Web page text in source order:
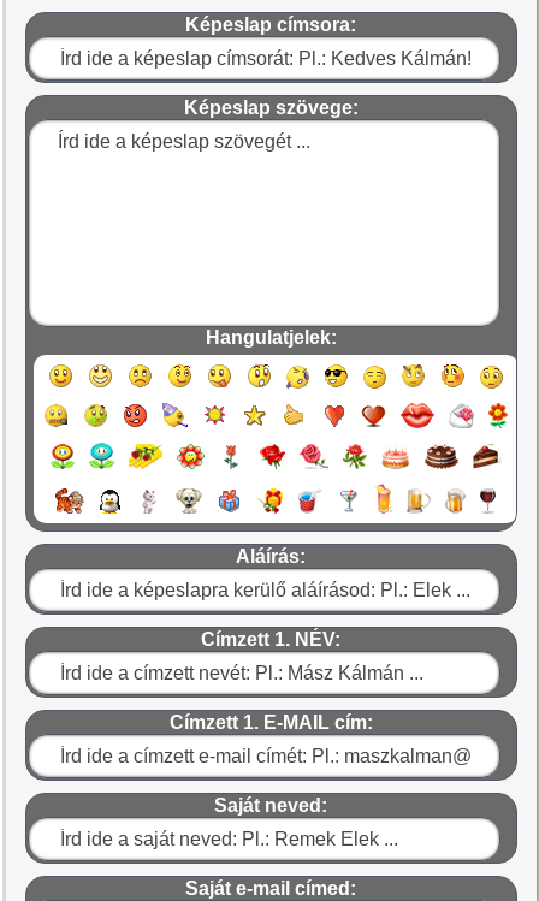
Képeslap címsora:
Képeslap szövege:
Hangulatjelek:
Aláírás:
Címzett 1. NÉV:
Címzett 1. E-MAIL cím:
Saját neved:
Saját e-mail címed: